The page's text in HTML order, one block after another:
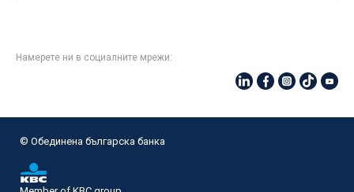
Намерете ни в социалните мрежи:
© Oбединена българска банка